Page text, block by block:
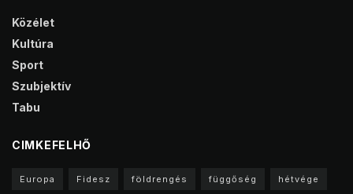
Közélet
Kultúra
Sport
Szubjektív
Tabu
CIMKEFELHŐ
Europa Fidesz földrengés függőség hétvége